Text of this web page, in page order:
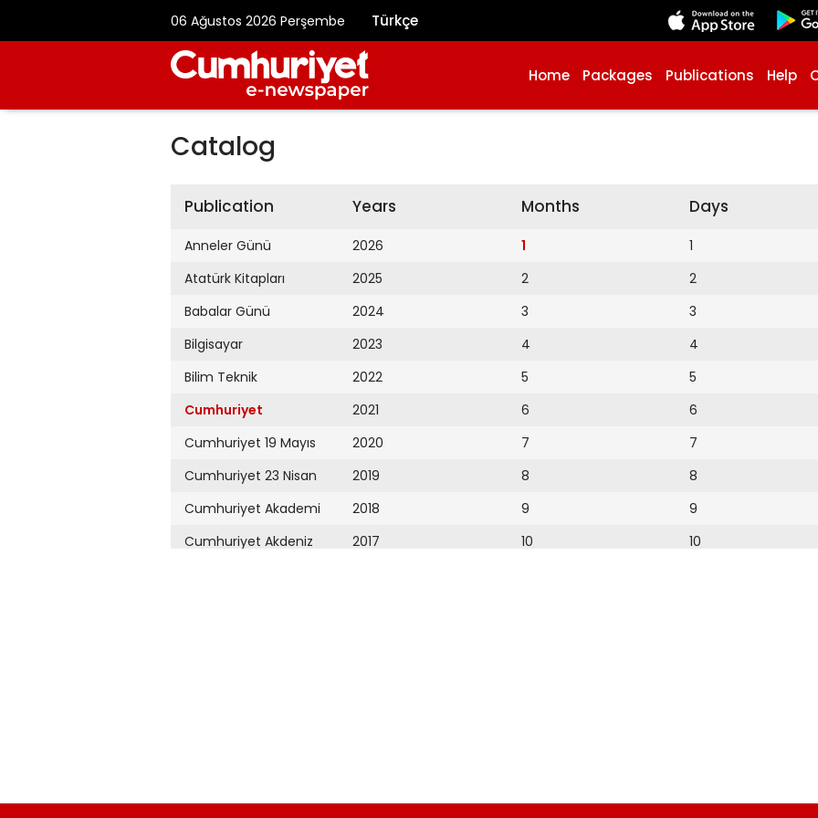
06 Ağustos 2026 Perşembe Türkçe
Home Packages Publications Help
Catalog
Publication
Anneler Günü
Atatürk Kitapları
Babalar Günü
Bilgisayar
Bilim Teknik
Cumhuriyet
Cumhuriyet 19 Mayıs
Cumhuriyet 23 Nisan
Cumhuriyet Akademi
Cumhuriyet Akdeniz
Cumhuriyet Çevre
Years
2026
2025
2024
2023
2022
2021
2020
2019
2018
2017
2009
Months
1
2
3
4
5
6
7
8
9
10
Days
1
2
3
4
5
6
7
8
9
10
18